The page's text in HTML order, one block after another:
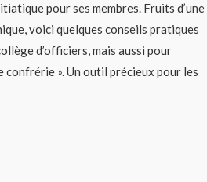
pour ses membres. Fruits d’une
voici quelques conseils pratiques
d’officiers, mais aussi pour
confrérie ». Un outil précieux pour les